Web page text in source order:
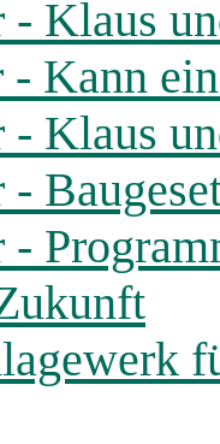
- Klaus
- Kann
- Klaus
-
-